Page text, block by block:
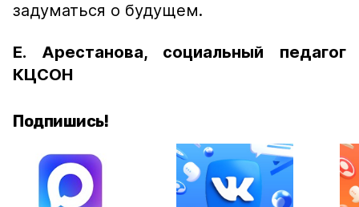
задуматься о будущем.
Е. Арестанова, социальный педагог
КЦСОН
Подпишись!